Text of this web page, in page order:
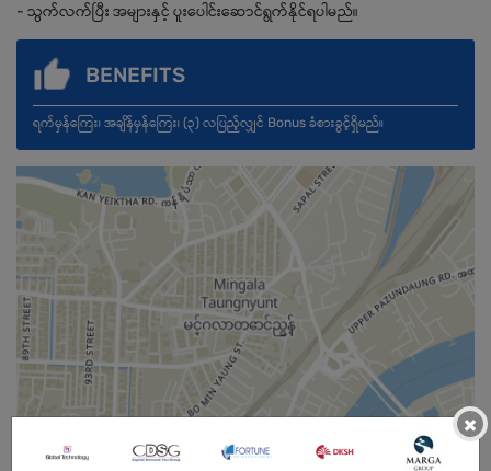
- သွက်လက်ပြီး အများနှင့် ပူးပေါင်းဆောင်ရွက်နိုင်ရပါမည်။
BENEFITS
ရက်မှန်ကြေး၊ အချိန်မှန်ကြေး၊ (၃) လပြည့်လျှင် Bonus ခံစားခွင့်ရှိမည်။
Male/Female
×